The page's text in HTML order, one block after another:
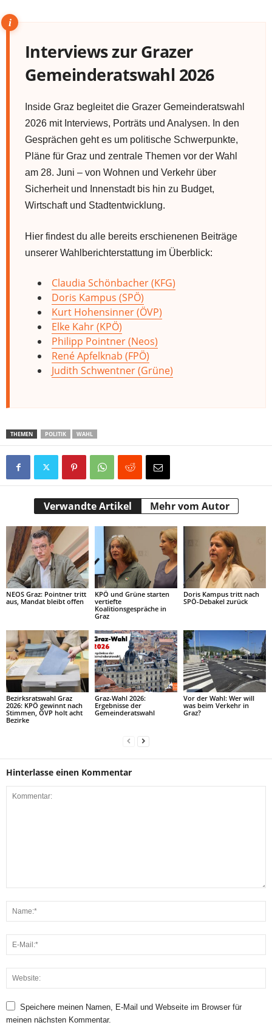
Interviews zur Grazer
Gemeinderatswahl 2026
Inside Graz begleitet die Grazer Gemeinderatswahl
2026 mit Interviews, Porträts und Analysen. In den
Gesprächen geht es um politische Schwerpunkte,
Pläne für Graz und zentrale Themen vor der Wahl
am 28. Juni – von Wohnen und Verkehr über
Sicherheit und Innenstadt bis hin zu Budget,
Wirtschaft und Stadtentwicklung.
Hier findest du alle bereits erschienenen Beiträge
unserer Wahlberichterstattung im Überblick:
Claudia Schönbacher (KFG)
Doris Kampus (SPÖ)
Kurt Hohensinner (ÖVP)
Elke Kahr (KPÖ)
Philipp Pointner (Neos)
René Apfelknab (FPÖ)
Judith Schwentner (Grüne)
THEMEN POLITIK WAHL
Verwandte Artikel Mehr vom Autor
NEOS Graz: Pointner tritt
aus, Mandat bleibt offen
KPÖ und Grüne starten
vertiefte
Koalitionsgespräche in
Graz
Doris Kampus tritt nach
SPÖ-Debakel zurück
Bezirksratswahl Graz
2026: KPÖ gewinnt nach
Stimmen, ÖVP holt acht
Bezirke
Graz-Wahl 2026:
Ergebnisse der
Gemeinderatswahl
Vor der Wahl: Wer will
was beim Verkehr in
Graz?
Hinterlasse einen Kommentar
Speichere meinen Namen, E-Mail und Webseite im Browser für
meinen nächsten Kommentar.